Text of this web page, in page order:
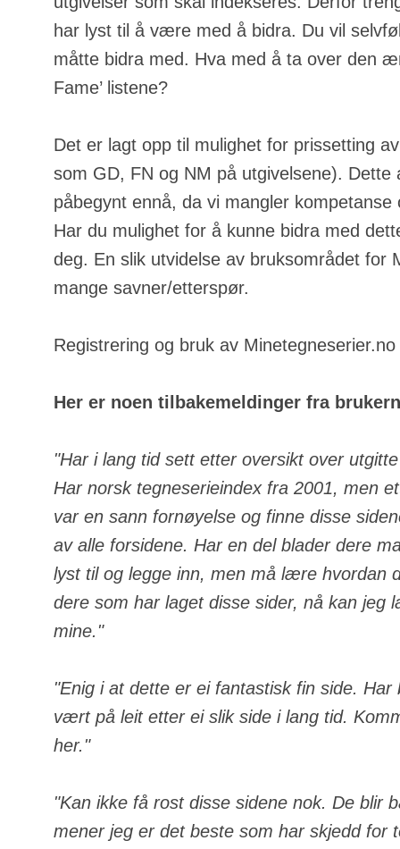
har lyst til å være med å bidra. Du vil
måtte bidra med. Hva med å ta over den
Fame’ listene?
Det er lagt opp til mulighet for prissetting
som GD, FN og NM på utgivelsene). Dette
påbegynt ennå, da vi mangler
Har du mulighet for å kunne bidra med
deg. En slik utvidelse av bruksområdet for
mange savner/etterspør.
Registrering og bruk av
Her er noen tilbakemeldinger fra
"Har i lang tid sett etter oversikt over
Har norsk tegneserieindex fra 2001, men
var en sann fornøyelse og finne disse
av alle forsidene. Har en del blader dere
lyst til og legge inn, men må lære hvordan
dere som har laget disse sider, nå kan jeg
mine."
"Enig i at dette er ei fantastisk fin side.
vært på leit etter ei slik side i lang tid.
her."
"Kan ikke få rost disse sidene nok. De blir
mener jeg er det beste som har skjedd for